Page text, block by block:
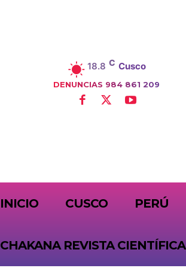
18.8 C Cusco
DENUNCIAS 984 861 209
INICIO CUSCO PERÚ
CHAKANA REVISTA CIENTÍFICA